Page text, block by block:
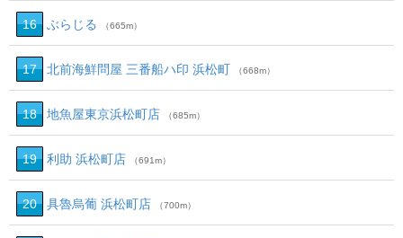
16 ぶらじる （665m）
17 北前海鮮問屋 三番船ハ印 浜松町 （668m）
18 地魚屋東京浜松町店 （685m）
19 利助 浜松町店 （691m）
20 具魯烏葡 浜松町店 （700m）